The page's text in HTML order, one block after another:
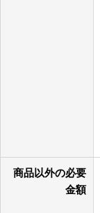
商品以外の必要
金額